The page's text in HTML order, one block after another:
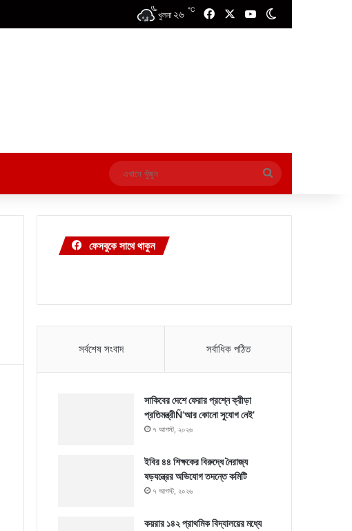
খুলনা ২৬ ℃ FacebookYouTube
এখানে
খুঁজুন
ফেসবুকে সাথে থাকুন
সর্বশেষ সংবাদ সর্বাধিক পঠিত
সাকিবের দেশে ফেরার প্রশ্নে ক্রীড়া
প্রতিমন্ত্রীÑ‘আর কোনো সুযোগ নেই’
৭ আগস্ট, ২০২৬
ইবির ৪৪ শিক্ষকের বিরুদ্ধে নৈরাজ্য
ষড়যন্ত্রের অভিযোগ তদন্তে কমিটি
৭ আগস্ট, ২০২৬
কয়রার ১৪২ প্রাথমিক বিদ্যালয়ের মধ্যে